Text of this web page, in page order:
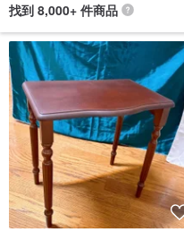
找到 8,000+ 件商品